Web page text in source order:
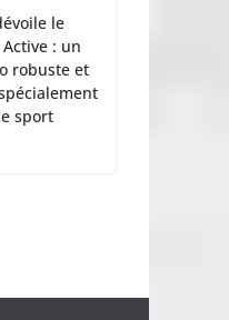
le
: un
robuste et
sport